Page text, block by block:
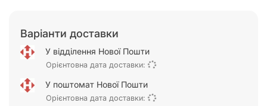
Варіанти доставки
У відділення Нової Пошти
Орієнтовна дата доставки:
У поштомат Нової Пошти
Орієнтовна дата доставки: